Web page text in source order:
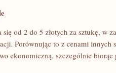
od 2 do 5 złotych za sztukę, w
Porównując to z cenami innych
ekonomiczną, szczególnie biorąc